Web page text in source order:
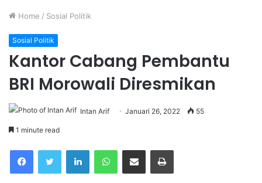
Home / Sosial Politik
Sosial Politik
Kantor Cabang Pembantu
BRI Morowali Diresmikan
Intan Arif Januari 26, 2022 55
1 minute read
FacebookTwitter LinkedInWhatsAppShare via Email Print